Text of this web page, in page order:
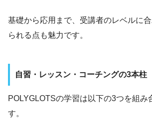
基礎から応用まで、受講者のレベルに
られる点も魅力です。
自習・レッスン・コーチングの3本柱
POLYGLOTSの学習は以下の3つを組み
す。